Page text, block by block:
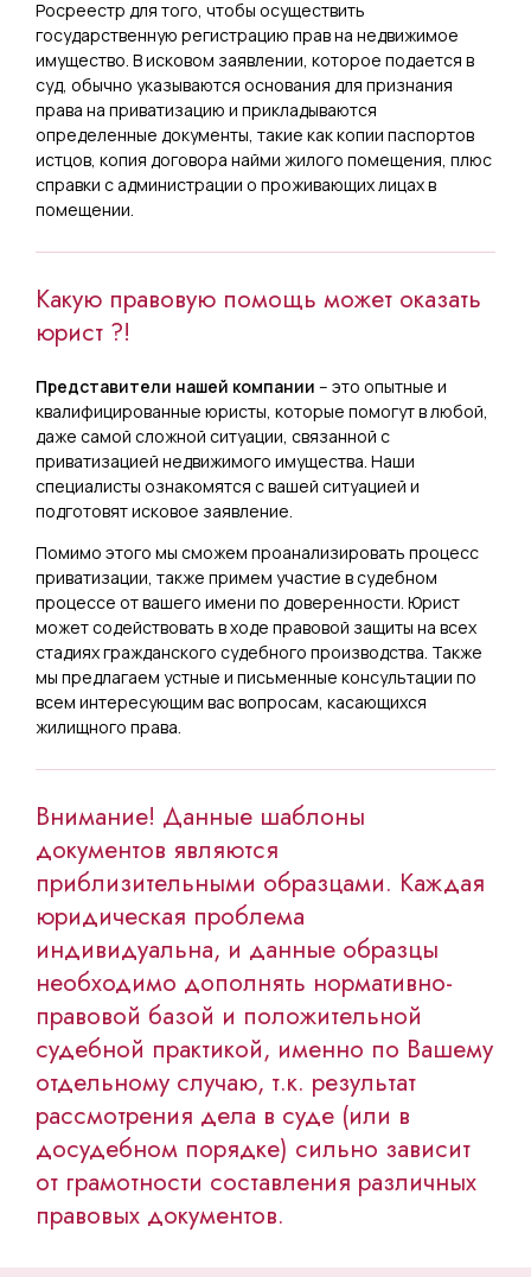
Росреестр для того, чтобы осуществить
государственную регистрацию прав на недвижимое
имущество. В исковом заявлении, которое подается в
суд, обычно указываются основания для признания
права на приватизацию и прикладываются
определенные документы, такие как копии паспортов
истцов, копия договора найми жилого помещения, плюс
справки с администрации о проживающих лицах в
помещении.
Какую правовую помощь может оказать
юрист ?!
Представители нашей компании – это опытные и
квалифицированные юристы, которые помогут в любой,
даже самой сложной ситуации, связанной с
приватизацией недвижимого имущества. Наши
специалисты ознакомятся с вашей ситуацией и
подготовят исковое заявление.
Помимо этого мы сможем проанализировать процесс
приватизации, также примем участие в судебном
процессе от вашего имени по доверенности. Юрист
может содействовать в ходе правовой защиты на всех
стадиях гражданского судебного производства. Также
мы предлагаем устные и письменные консультации по
всем интересующим вас вопросам, касающихся
жилищного права.
Внимание! Данные шаблоны
документов являются
приблизительными образцами. Каждая
юридическая проблема
индивидуальна, и данные образцы
необходимо дополнять нормативно-
правовой базой и положительной
судебной практикой, именно по Вашему
отдельному случаю, т.к. результат
рассмотрения дела в суде (или в
досудебном порядке) сильно зависит
от грамотности составления различных
правовых документов.